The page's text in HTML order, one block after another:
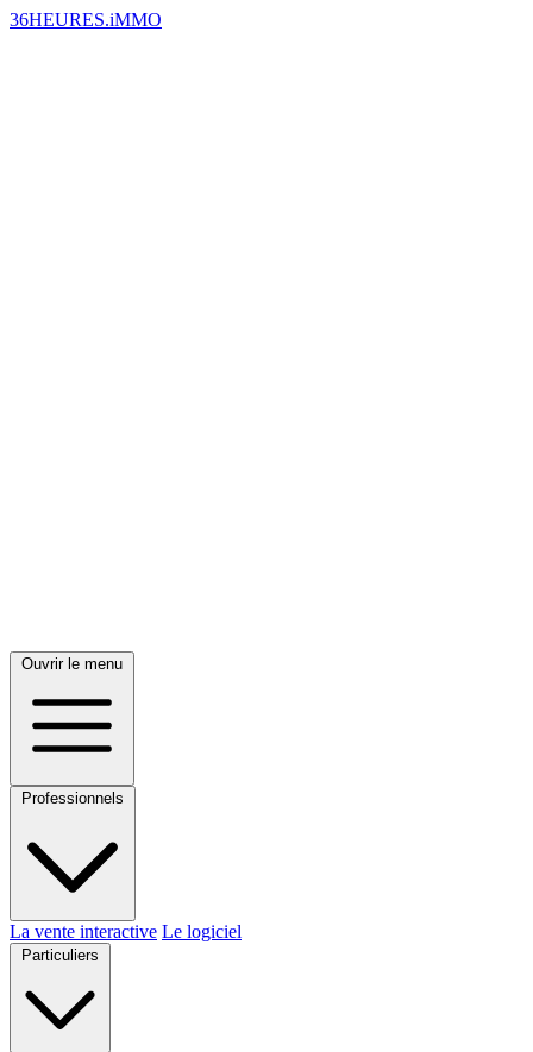
36HEURES.iMMO
Ouvrir le menu
Professionnels
La vente interactive Le logiciel
Particuliers